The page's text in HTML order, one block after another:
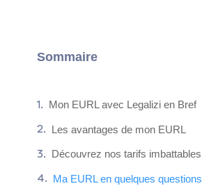
Sommaire
Mon EURL avec Legalizi en Bref
Les avantages de mon EURL
Découvrez nos tarifs imbattables
Ma EURL en quelques questions